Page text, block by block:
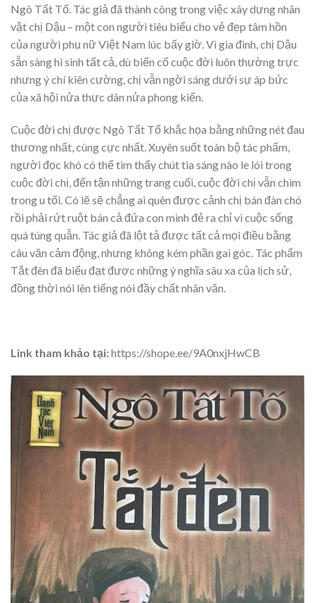
Ngô Tất Tố. Tác giả đã thành công trong việc xây dựng nhân
vật chị Dậu – một con người tiêu biểu cho vẻ đẹp tâm hồn
của người phụ nữ Việt Nam lúc bấy giờ. Vì gia đình, chị Dậu
sẵn sàng hi sinh tất cả, dù biến cố cuộc đời luôn thường trực
nhưng ý chí kiên cường, chị vẫn ngời sáng dưới sự áp bức
của xã hội nửa thực dân nửa phong kiến.
Cuộc đời chị được Ngô Tất Tố khắc họa bằng những nét đau
thương nhất, cùng cực nhất. Xuyên suốt toàn bộ tác phẩm,
người đọc khó có thể tìm thấy chút tia sáng nào le lói trong
cuộc đời chị, đến tận những trang cuối, cuộc đời chị vẫn chìm
trong u tối. Có lẽ sẽ chẳng ai quên được cảnh chị bán đàn chó
rồi phải rứt ruột bán cả đứa con mình đẻ ra chỉ vì cuộc sống
quá túng quẫn. Tác giả đã lột tả được tất cả mọi điều bằng
câu văn cảm động, nhưng không kém phần gai góc. Tác phẩm
Tắt đèn đã biểu đạt được những ý nghĩa sâu xa của lịch sử,
đồng thời nói lên tiếng nói đầy chất nhân văn.
Link tham khảo tại:https://shope.ee/9A0nxjHwCB